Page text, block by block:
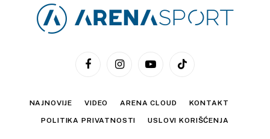
FacebookInstagramYouTubeTikTok
NAJNOVIJE VIDEO ARENA CLOUD KONTAKT
POLITIKA PRIVATNOSTI USLOVI KORIŠĆENJA